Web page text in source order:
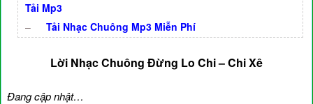
Tải Mp3
–
Tải Nhạc Chuông Mp3 Miễn Phí
Lời Nhạc Chuông Đừng Lo Chi – Chi Xê
Đang cập nhật…